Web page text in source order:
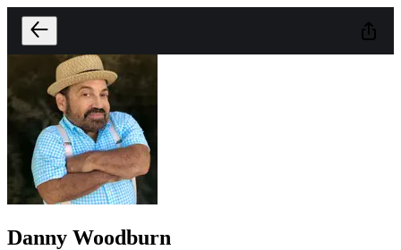
Danny Woodburn